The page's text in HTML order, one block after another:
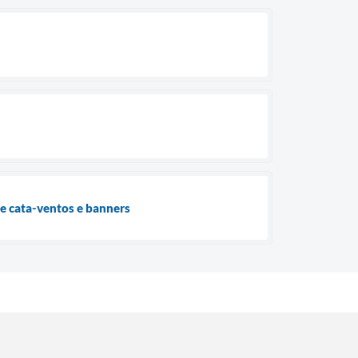
cata-ventos e banners